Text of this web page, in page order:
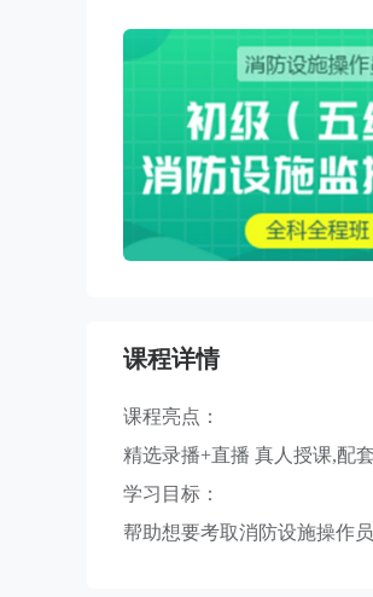
课程详情
课程亮点：
精选录播+直播 真人授课,配
学习目标：
帮助想要考取消防设施操作